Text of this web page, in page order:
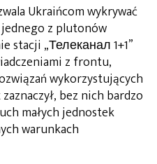
Ukraińcom wykrywać
z plutonów
stacji „Телеканал 1+1”
z frontu,
wykorzystujących
bez nich bardzo
małych jednostek
warunkach